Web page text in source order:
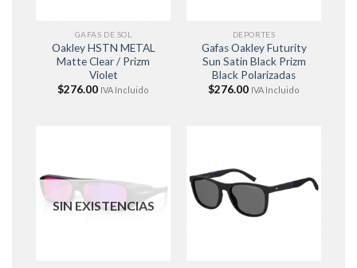
GAFAS DE SOL
Oakley HSTN METAL
Matte Clear / Prizm
Violet
$276.00 IVA Incluido
DEPORTES
Gafas Oakley Futurity
Sun Satin Black Prizm
Black Polarizadas
$276.00 IVA Incluido
SIN EXISTENCIAS